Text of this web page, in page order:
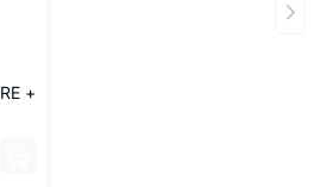
PFOA PEOS.
+